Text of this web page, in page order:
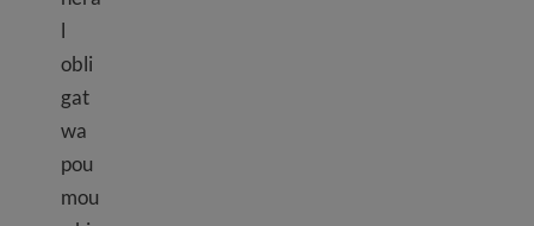
l
obli
gat
wa
pou
mou